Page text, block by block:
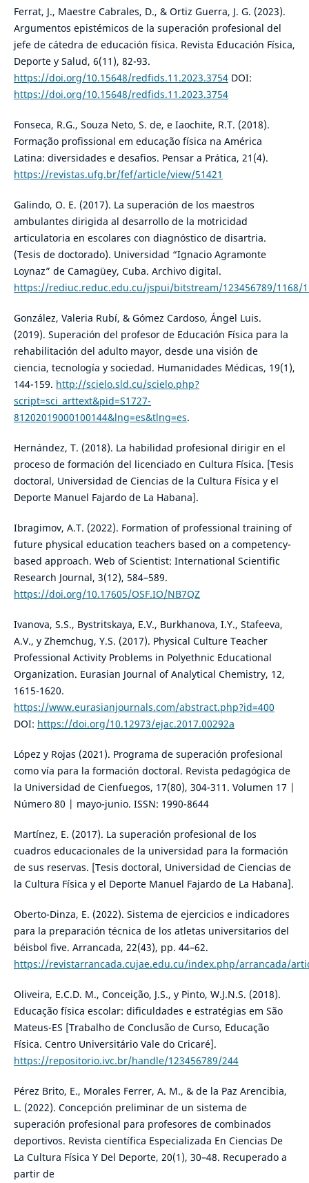
Ferrat, J., Maestre Cabrales, D., & Ortiz Guerra, J. G. (2023).
Argumentos epistémicos de la superación profesional del
jefe de cátedra de educación física. Revista Educación Física,
Deporte y Salud, 6(11), 82-93.
https://doi.org/10.15648/redfids.11.2023.3754DOI:
https://doi.org/10.15648/redfids.11.2023.3754
Fonseca, R.G., Souza Neto, S. de, e Iaochite, R.T. (2018).
Formação profissional em educação física na América
Latina: diversidades e desafios. Pensar a Prática, 21(4).
https://revistas.ufg.br/fef/article/view/51421
Galindo, O. E. (2017). La superación de los maestros
ambulantes dirigida al desarrollo de la motricidad
articulatoria en escolares con diagnóstico de disartria.
(Tesis de doctorado). Universidad “Ignacio Agramonte
Loynaz” de Camagüey, Cuba. Archivo digital.
https://rediuc.reduc.edu.cu/jspui/bitstream/123456789/1168/1/
González, Valeria Rubí, & Gómez Cardoso, Ángel Luis.
(2019). Superación del profesor de Educación Física para la
rehabilitación del adulto mayor, desde una visión de
ciencia, tecnología y sociedad. Humanidades Médicas, 19(1),
144-159. http://scielo.sld.cu/scielo.php?
script=sci_arttext&pid=S1727-
81202019000100144&lng=es&tlng=es.
Hernández, T. (2018). La habilidad profesional dirigir en el
proceso de formación del licenciado en Cultura Física. [Tesis
doctoral, Universidad de Ciencias de la Cultura Física y el
Deporte Manuel Fajardo de La Habana].
Ibragimov, A.T. (2022). Formation of professional training of
future physical education teachers based on a competency-
based approach. Web of Scientist: International Scientific
Research Journal, 3(12), 584–589.
https://doi.org/10.17605/OSF.IO/NB7QZ
Ivanova, S.S., Bystritskaya, E.V., Burkhanova, I.Y., Stafeeva,
A.V., y Zhemchug, Y.S. (2017). Physical Culture Teacher
Professional Activity Problems in Polyethnic Educational
Organization. Eurasian Journal of Analytical Chemistry, 12,
1615-1620.
https://www.eurasianjournals.com/abstract.php?id=400
DOI: https://doi.org/10.12973/ejac.2017.00292a
López y Rojas (2021). Programa de superación profesional
como vía para la formación doctoral. Revista pedagógica de
la Universidad de Cienfuegos, 17(80), 304-311. Volumen 17 |
Número 80 | mayo-junio. ISSN: 1990-8644
Martínez, E. (2017). La superación profesional de los
cuadros educacionales de la universidad para la formación
de sus reservas. [Tesis doctoral, Universidad de Ciencias de
la Cultura Física y el Deporte Manuel Fajardo de La Habana].
Oberto-Dinza, E. (2022). Sistema de ejercicios e indicadores
para la preparación técnica de los atletas universitarios del
béisbol five. Arrancada, 22(43), pp. 44–62.
https://revistarrancada.cujae.edu.cu/index.php/arrancada/
Oliveira, E.C.D. M., Conceição, J.S., y Pinto, W.J.N.S. (2018).
Educação física escolar: dificuldades e estratégias em São
Mateus-ES [Trabalho de Conclusão de Curso, Educação
Física. Centro Universitário Vale do Cricaré].
https://repositorio.ivc.br/handle/123456789/244
Pérez Brito, E., Morales Ferrer, A. M., & de la Paz Arencibia,
L. (2022). Concepción preliminar de un sistema de
superación profesional para profesores de combinados
deportivos. Revista científica Especializada En Ciencias De
La Cultura Física Y Del Deporte, 20(1), 30–48. Recuperado a
partir de